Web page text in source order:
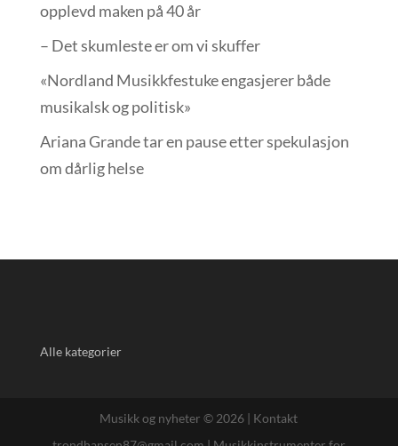
opplevd maken på 40 år
– Det skumleste er om vi skuffer
«Nordland Musikkfest­uke engasjerer både
musikalsk og politisk»
Ariana Grande tar en pause etter spekulasjon
om dårlig helse
Alle kategorier
Musikk og nyheter © 2026 | Kontakt